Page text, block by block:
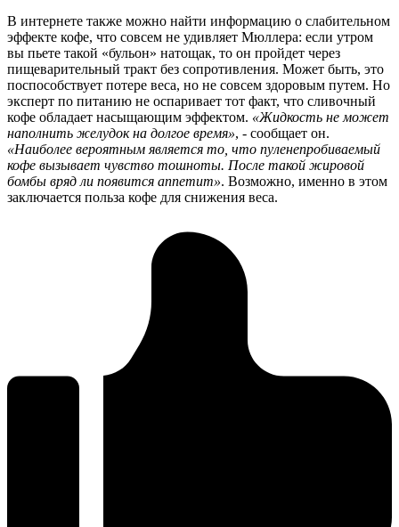
В интернете также можно найти информацию о слабительном
эффекте кофе, что совсем не удивляет Мюллера: если утром
вы пьете такой «бульон» натощак, то он пройдет через
пищеварительный тракт без сопротивления. Может быть, это
поспособствует потере веса, но не совсем здоровым путем. Но
эксперт по питанию не оспаривает тот факт, что сливочный
кофе обладает насыщающим эффектом. «Жидкость не может
наполнить желудок на долгое время», - сообщает он.
«Наиболее вероятным является то, что пуленепробиваемый
кофе вызывает чувство тошноты. После такой жировой
бомбы вряд ли появится аппетит». Возможно, именно в этом
заключается польза кофе для снижения веса.